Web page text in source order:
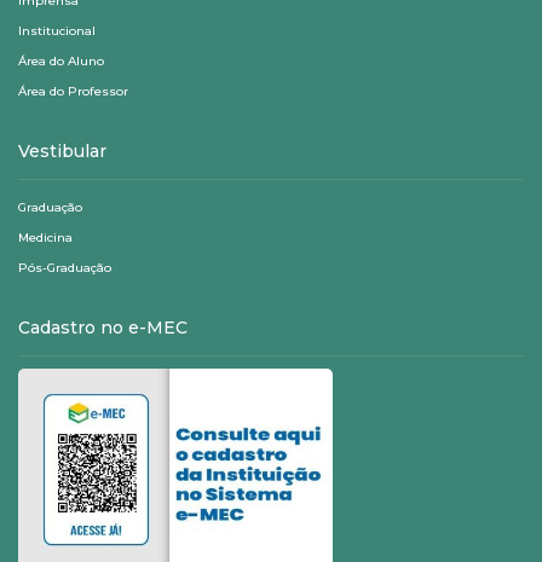
Institucional
Área do Aluno
Área do Professor
Vestibular
Graduação
Medicina
Pós-Graduação
Cadastro no e-MEC